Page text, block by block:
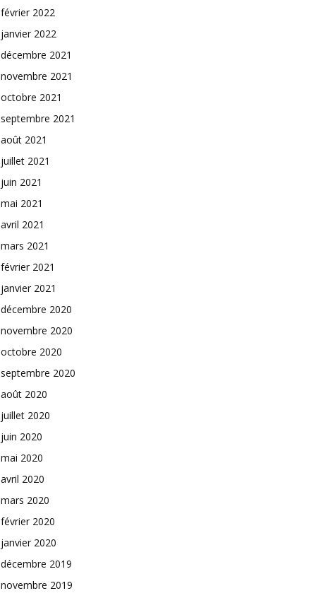
février 2022
janvier 2022
décembre 2021
novembre 2021
octobre 2021
septembre 2021
août 2021
juillet 2021
juin 2021
mai 2021
avril 2021
mars 2021
février 2021
janvier 2021
décembre 2020
novembre 2020
octobre 2020
septembre 2020
août 2020
juillet 2020
juin 2020
mai 2020
avril 2020
mars 2020
février 2020
janvier 2020
décembre 2019
novembre 2019